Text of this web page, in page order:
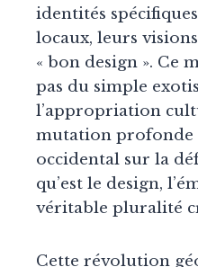
identités
locaux, leurs
« bon design ». Ce
pas du simple
l’appropriation
mutation profonde
occidental sur la
qu’est le design,
véritable pluralité
Cette révolution